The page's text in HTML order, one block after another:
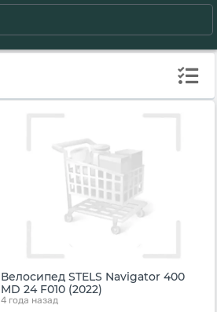
Велосипед STELS Navigator 400
MD 24 F010 (2022)
4 года назад